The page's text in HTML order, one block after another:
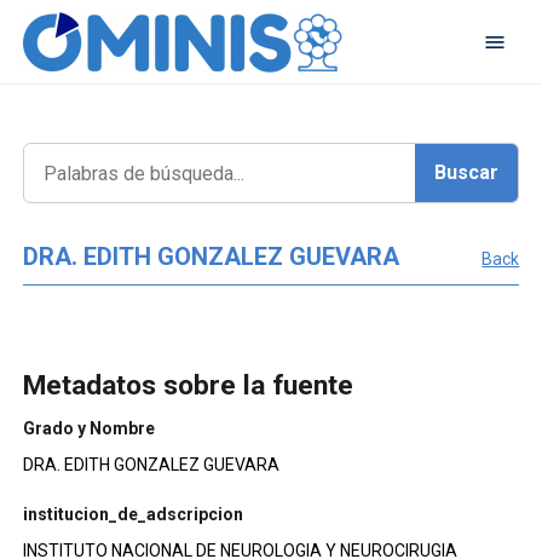
DRA. EDITH GONZALEZ GUEVARA Back
Metadatos sobre la fuente
Grado y Nombre
DRA. EDITH GONZALEZ GUEVARA
institucion_de_adscripcion
INSTITUTO NACIONAL DE NEUROLOGIA Y NEUROCIRUGIA